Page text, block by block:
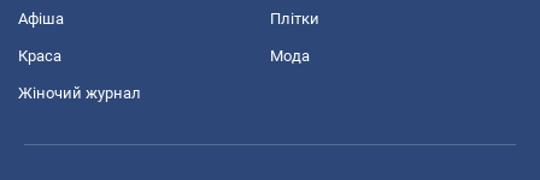
Афіша Плітки
Краса Мода
Жіночий журнал